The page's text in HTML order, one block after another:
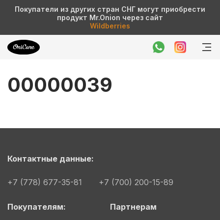
Покупатели из других стран СНГ могут приобрести
продукт Mr.Onion через сайт
Wildberries
00000039
Контактные данные:
+7 (778) 677-35-81 +7 (700) 200-15-89
Покупателям: Партнерам